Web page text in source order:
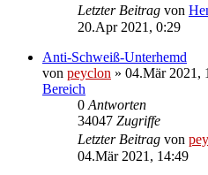
Letzter Beitrag von
20.Apr 2021, 0:29
Anti-Schweiß-Unterhemd
von peyclon » 04.Mär 2021,
Bereich
0 Antworten
34047 Zugriffe
Letzter Beitrag von
04.Mär 2021, 14:49